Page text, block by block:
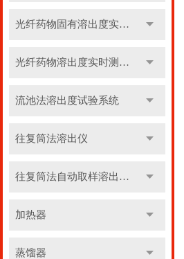
光纤药物固有溶出度实时测定仪
光纤药物溶出度实时测定仪
流池法溶出度试验系统
往复筒法溶出仪
往复筒法自动取样溶出系统
加热器
蒸馏器